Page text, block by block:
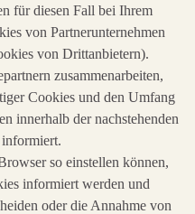
für diesen Fall bei Ihrem
von Partnerunternehmen
von Drittanbietern).
zusammenarbeiten,
Cookies und den Umfang
innerhalb der nachstehenden
so einstellen können,
informiert werden und
oder die Annahme von